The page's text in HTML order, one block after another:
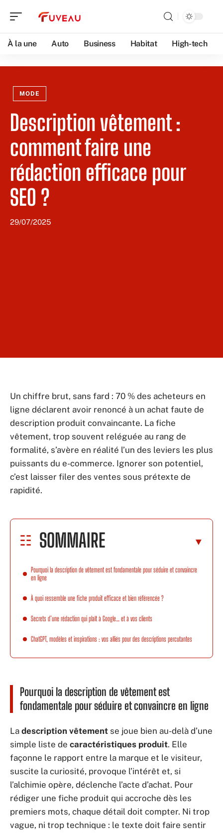
À la une Auto Business Habitat High-tech
MODE
Description vêtement :
comment faire une
rédaction efficace pour
SEO ?
29/07/2025
Un chiffre brut, sans fard : 70 % des acheteurs en
ligne déclarent avoir renoncé à un achat faute de
description produit convaincante. La fiche
vêtement, trop souvent reléguée au rang de
formalité, s’avère en réalité l’un des leviers les plus
puissants du e-commerce. Ignorer son potentiel,
c’est laisser filer des ventes sous prétexte de
rapidité.
SOMMAIRE
Pourquoi la description de vêtement est fondamentale pour séduire et convaincre
en ligne
À quoi ressemble une fiche produit efficace et bien référencée ?
Secrets d’une rédaction qui plaît à Google… et à vos clients
ChatGPT, modèles et inspirations : vos alliés pour des descriptions percutantes
Pourquoi la description de vêtement est
fondamentale pour séduire et convaincre en ligne
La description vêtement se joue bien au-delà d’une
simple liste de caractéristiques produit. Elle
façonne le rapport entre la marque et le visiteur,
suscite la curiosité, provoque l’intérêt et, si
l’alchimie opère, déclenche l’acte d’achat. Pour
rédiger une fiche produit qui accroche dès les
premiers mots, chaque détail doit compter. Ni trop
vague, ni trop technique : le texte doit faire sentir